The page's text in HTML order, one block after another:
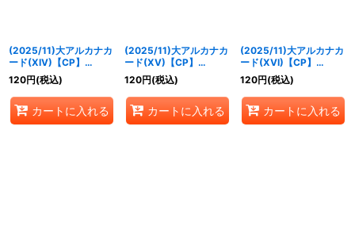
(2025/11)大アルカナカ
ード(XIV)【CP】
{CB33-CP01}《青》
120円(税込)
カートに入れる
(2025/11)大アルカナカ
ード(XV)【CP】
{CB33-CP01}《青》
120円(税込)
カートに入れる
(2025/11)大アルカナカ
ード(XVI)【CP】
{CB33-CP01}《青》
120円(税込)
カートに入れる